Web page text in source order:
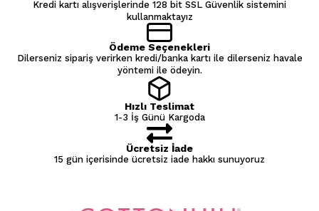
Kredi kartı alışverişlerinde 128 bit SSL Güvenlik sistemini
kullanmaktayız
Ödeme Seçenekleri
Dilerseniz sipariş verirken kredi/banka kartı ile dilerseniz havale
yöntemi ile ödeyin.
Hızlı Teslimat
1-3 İş Günü Kargoda
Ücretsiz İade
15 gün içerisinde ücretsiz iade hakkı sunuyoruz